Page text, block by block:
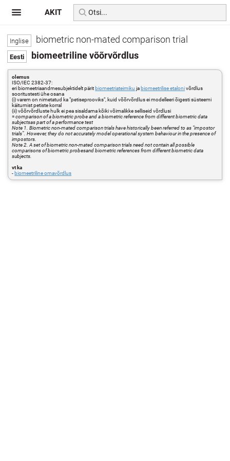
biometric non-mated comparison trial
biomeetriline võõrvõrdlus
olemus
ISO/IEC 2382-37:
eri biomeetriaandmesubjektidelt pärit biomeetriateimiku ja biomeetrilise etalonivõrdlus
sooritustesti ühe osana
(i) varem on nimetatud ka "petiseprooviks", kuid võõrvõrdlus ei modelleeri õigesti süsteemi
käitumist petiste korral
(ii) võõrvõrdluste hulk ei pea sisaldama kõiki võimalikke selliseid võrdlusi
=comparison of a biometric probe and a biometric reference from different biometric data
subjectsas part of a performance test
Note 1. Biometric non-mated comparison trials have historically been referred to as “impostor
trials”. However, they do not accurately model operational system behaviour in the presence of
impostors.
Note 2. A set of biometric non-mated comparison trials need not contain all possible
comparisons of biometric probesand biometric references from different biometric data
subjects.
vt ka
- biomeetriline omavõrdlus
AKIT